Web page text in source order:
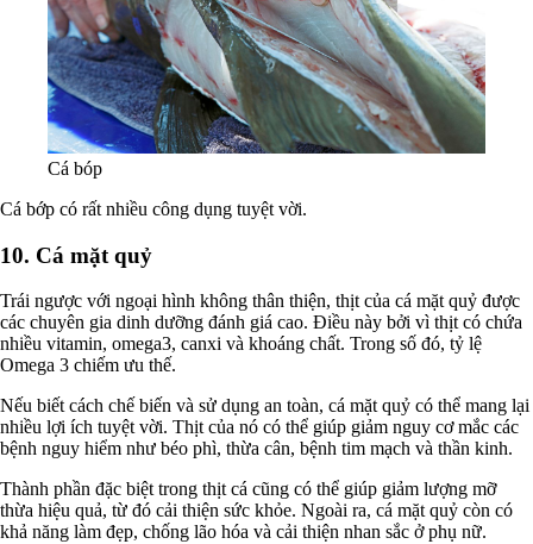
Cá bóp
Cá bớp có rất nhiều công dụng tuyệt vời.
10. Cá mặt quỷ
Trái ngược với ngoại hình không thân thiện, thịt của cá mặt quỷ được
các chuyên gia dinh dưỡng đánh giá cao. Điều này bởi vì thịt có chứa
nhiều vitamin, omega3, canxi và khoáng chất. Trong số đó, tỷ lệ
Omega 3 chiếm ưu thế.
Nếu biết cách chế biến và sử dụng an toàn, cá mặt quỷ có thể mang lại
nhiều lợi ích tuyệt vời. Thịt của nó có thể giúp giảm nguy cơ mắc các
bệnh nguy hiểm như béo phì, thừa cân, bệnh tim mạch và thần kinh.
Thành phần đặc biệt trong thịt cá cũng có thể giúp giảm lượng mỡ
thừa hiệu quả, từ đó cải thiện sức khỏe. Ngoài ra, cá mặt quỷ còn có
khả năng làm đẹp, chống lão hóa và cải thiện nhan sắc ở phụ nữ.